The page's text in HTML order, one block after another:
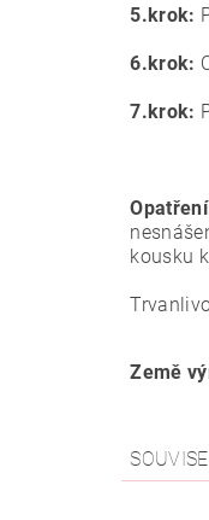
5.krok:
6.krok:
7.krok:
kousku
Země